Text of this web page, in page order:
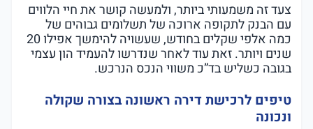
צעד זה משמעותי ביותר, ולמעשה קושר את חיי הלווים
עם הבנק לתקופה ארוכה של תשלומים גבוהים של
כמה אלפי שקלים בחודש, שעשויה להימשך אפילו 20
שנים ויותר. זאת עוד לאחר שנדרשו להעמיד הון עצמי
בגובה כשליש בד”כ משווי הנכס הנרכש.
טיפים לרכישת דירה ראשונה בצורה שקולה
ונכונה